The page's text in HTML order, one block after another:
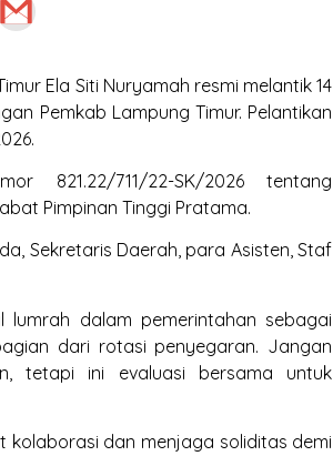
Ela Siti Nuryamah resmi melantik 14
Pemkab Lampung Timur. Pelantikan
821.22/711/22-SK/2026 tentang
Pimpinan Tinggi Pratama.
Sekretaris Daerah, para Asisten, Staf
dalam pemerintahan sebagai
dari rotasi penyegaran. Jangan
tetapi ini evaluasi bersama untuk
dan menjaga soliditas demi